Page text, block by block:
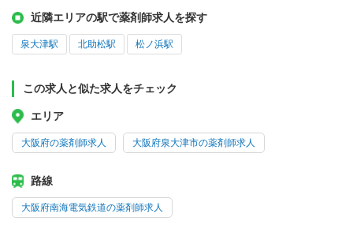
近隣エリアの駅で薬剤師求人を探す
泉大津駅 北助松駅 松ノ浜駅
この求人と似た求人をチェック
エリア
大阪府の薬剤師求人 大阪府泉大津市の薬剤師求人
路線
大阪府南海電気鉄道の薬剤師求人